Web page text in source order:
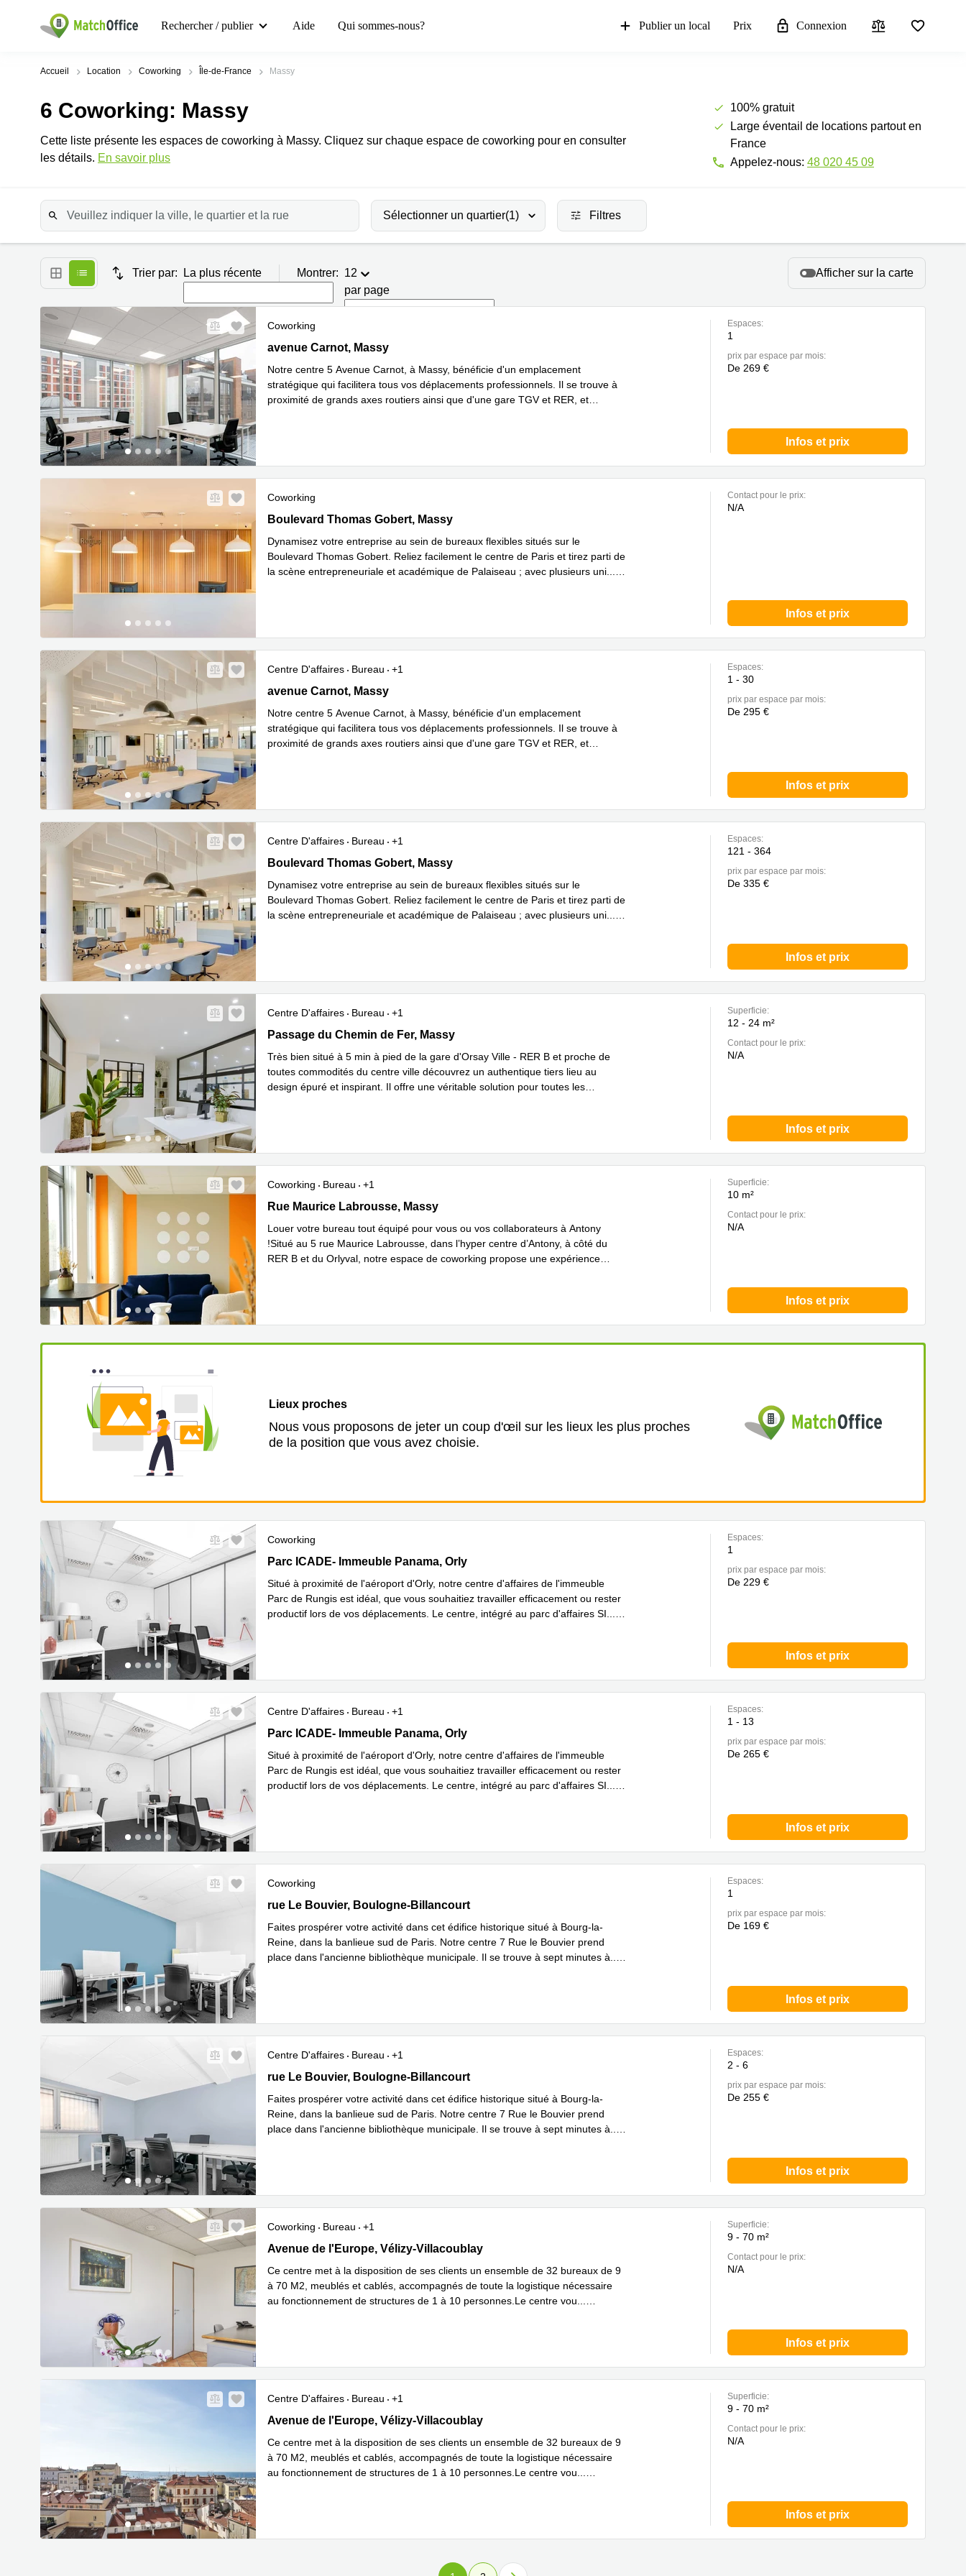
Rechercher / publier Aide Qui sommes-nous? Publier un local Prix Connexion
Accueil Location Coworking Île-de-France Massy
6 Coworking: Massy
Cette liste présente les espaces de coworking à Massy. Cliquez sur chaque espace de coworking pour en consulter
les détails. En savoir plus
100% gratuit
Large éventail de locations partout en
France
Appelez-nous: 48 020 45 09
Sélectionner un quartier(1) Filtres
Trier par: La plus récente Montrer: 12
par page
Afficher sur la carte
Coworking
5 avenue Carnot, Massy
avenue Carnot, Massy
Notre centre 5 Avenue Carnot, à Massy, bénéficie d'un emplacement
stratégique qui facilitera tous vos déplacements professionnels. Il se trouve à
proximité de grands axes routiers ainsi que d'une gare TGV et RER, et
Espaces:
1
prix par espace par mois:
De 269 €
Infos et prix
Coworking
7-9 Boulevard Thomas Gobert, Massy
Boulevard Thomas Gobert, Massy
Dynamisez votre entreprise au sein de bureaux flexibles situés sur le
Boulevard Thomas Gobert. Reliez facilement le centre de Paris et tirez parti de
la scène entrepreneuriale et académique de Palaiseau ; avec plusieurs uni
Contact pour le prix:
N/A
Infos et prix
Centre D'affaires Bureau
+1
5 avenue Carnot, Massy
avenue Carnot, Massy
Notre centre 5 Avenue Carnot, à Massy, bénéficie d'un emplacement
stratégique qui facilitera tous vos déplacements professionnels. Il se trouve à
proximité de grands axes routiers ainsi que d'une gare TGV et RER, et
Espaces:
1 - 30
prix par espace par mois:
De 295 €
Infos et prix
Centre D'affaires Bureau
+1
7-9 Boulevard Thomas Gobert, Massy
Boulevard Thomas Gobert, Massy
Dynamisez votre entreprise au sein de bureaux flexibles situés sur le
Boulevard Thomas Gobert. Reliez facilement le centre de Paris et tirez parti de
la scène entrepreneuriale et académique de Palaiseau ; avec plusieurs uni
Espaces:
121 - 364
prix par espace par mois:
De 335 €
Infos et prix
Centre D'affaires Bureau
+1
Passage du Chemin de Fer 16, Massy
Passage du Chemin de Fer, Massy
Très bien situé à 5 min à pied de la gare d'Orsay Ville - RER B et proche de
toutes commodités du centre ville découvrez un authentique tiers lieu au
design épuré et inspirant. Il offre une véritable solution pour toutes les
Superficie:
12 - 24 m²
Contact pour le prix:
N/A
Infos et prix
Coworking Bureau
+1
Rue Maurice Labrousse 5, Massy
Rue Maurice Labrousse, Massy
Louer votre bureau tout équipé pour vous ou vos collaborateurs à Antony
!‍Situé au 5 rue Maurice Labrousse, dans l’hyper centre d’Antony, à côté du
RER B et du Orlyval, notre espace de coworking propose une expérience
Superficie:
10 m²
Contact pour le prix:
N/A
Infos et prix
Lieux proches
Nous vous proposons de jeter un coup d'œil sur les lieux les plus proches
de la position que vous avez choisie.
Coworking
Parc ICADE- Immeuble Panama 45 Rue de Villeneuve, Orly
Parc ICADE- Immeuble Panama, Orly
Situé à proximité de l'aéroport d'Orly, notre centre d'affaires de l'immeuble
Parc de Rungis est idéal, que vous souhaitiez travailler efficacement ou rester
productif lors de vos déplacements. Le centre, intégré au parc d'affaires SI
Espaces:
1
prix par espace par mois:
De 229 €
Infos et prix
Centre D'affaires Bureau
+1
Parc ICADE- Immeuble Panama 45 Rue de Villeneuve, Orly
Parc ICADE- Immeuble Panama, Orly
Situé à proximité de l'aéroport d'Orly, notre centre d'affaires de l'immeuble
Parc de Rungis est idéal, que vous souhaitiez travailler efficacement ou rester
productif lors de vos déplacements. Le centre, intégré au parc d'affaires SI
Espaces:
1 - 13
prix par espace par mois:
De 265 €
Infos et prix
Coworking
7, rue Le Bouvier, Boulogne-Billancourt
rue Le Bouvier, Boulogne-Billancourt
Faites prospérer votre activité dans cet édifice historique situé à Bourg-la-
Reine, dans la banlieue sud de Paris. Notre centre 7 Rue le Bouvier prend
place dans l'ancienne bibliothèque municipale. Il se trouve à sept minutes à
Espaces:
1
prix par espace par mois:
De 169 €
Infos et prix
Centre D'affaires Bureau
+1
7, rue Le Bouvier, Boulogne-Billancourt
rue Le Bouvier, Boulogne-Billancourt
Faites prospérer votre activité dans cet édifice historique situé à Bourg-la-
Reine, dans la banlieue sud de Paris. Notre centre 7 Rue le Bouvier prend
place dans l'ancienne bibliothèque municipale. Il se trouve à sept minutes à
Espaces:
2 - 6
prix par espace par mois:
De 255 €
Infos et prix
Coworking Bureau
+1
41, Avenue de l'Europe, Vélizy-Villacoublay
Avenue de l'Europe, Vélizy-Villacoublay
Ce centre met à la disposition de ses clients un ensemble de 32 bureaux de 9
à 70 M2, meublés et cablés, accompagnés de toute la logistique nécessaire
au fonctionnement de structures de 1 à 10 personnes.Le centre vou
Superficie:
9 - 70 m²
Contact pour le prix:
N/A
Infos et prix
Centre D'affaires Bureau
+1
41, Avenue de l'Europe, Velizy Cedex, Vélizy-Villacoublay
Avenue de l'Europe, Vélizy-Villacoublay
Ce centre met à la disposition de ses clients un ensemble de 32 bureaux de 9
à 70 M2, meublés et cablés, accompagnés de toute la logistique nécessaire
au fonctionnement de structures de 1 à 10 personnes.Le centre vou
Superficie:
9 - 70 m²
Contact pour le prix:
N/A
Infos et prix